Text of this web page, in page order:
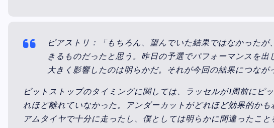
ピアストリ：「もちろん、望んでいた結果ではなかった
きるものだったと思う。昨日の予選でパフォーマンスを出
大きく影響したのは明らかだ。それが今回の結果につなが
ピットストップのタイミングに関しては、ラッセルが1周前にピ
れほど離れていなかった。アンダーカットがどれほど効果的か
アムタイヤで十分に走ったし、僕としては明らかに間違ったこ